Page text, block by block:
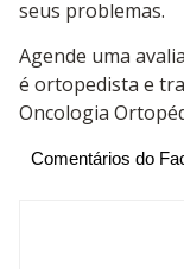
seus problemas.
Agende uma
é ortopedista e
Oncologia
Comentários do